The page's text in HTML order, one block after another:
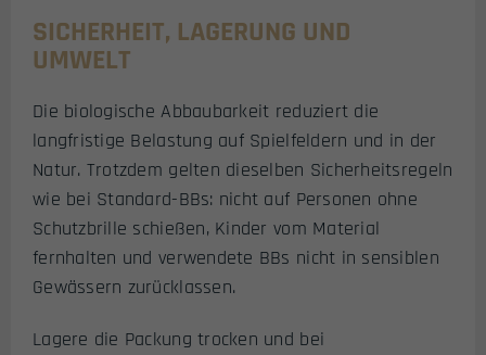
SICHERHEIT, LAGERUNG UND
UMWELT
Die biologische Abbaubarkeit reduziert die
langfristige Belastung auf Spielfeldern und in der
Natur. Trotzdem gelten dieselben Sicherheitsregeln
wie bei Standard-BBs: nicht auf Personen ohne
Schutzbrille schießen, Kinder vom Material
fernhalten und verwendete BBs nicht in sensiblen
Gewässern zurücklassen.
Lagere die Packung trocken und bei